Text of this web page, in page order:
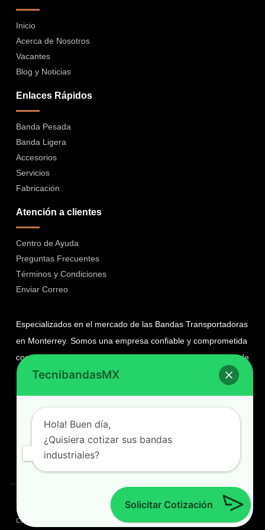
Inicio
Acerca de Nosotros
Vacantes
Blog y Noticias
Enlaces Rápidos
Banda Pesada
Banda Ligera
Accesorios
Servicios
Fabricación
Atención a clientes
Centro de Ayuda
Preguntas Frecuentes
Términos y Condiciones
Enviar Correo
Especializados en el mercado de las Bandas Transportadoras
en Monterrey. Somos una empresa confiable y comprometida
con nuestros clientes, con amplia experiencia en el manejo de
materiales.
Ave. Ignacio Morones Prieto #4020 Ote. Col. Esmeralda,
Guadalupe, NL
(01) 81-21 27 09 10
contacto@tecnibandas.com
Términos y Condiciones Política de CookiesPolítica de Privacidad
Copyright © 2025 Tecnibandas, Todos los derechos reservados.
TecnibandasMX
Hola! Buen día,
¿Quisiera cotizar sus bandas
industriales?
Solicitar Cotización